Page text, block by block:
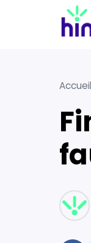
Accueil
Fin des frais d’itinérance au sein de l’UE : ce qu’il